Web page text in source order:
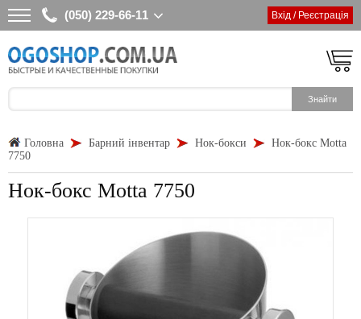
(050) 229-66-11 Вхід / Реєстрація
Головна Барний інвентар Нок-бокси
Нок-бокс Motta
7750
Нок-бокс Motta 7750